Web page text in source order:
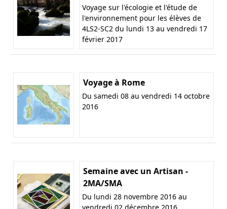
Voyage sur l'écologie et l'étude de
l'environnement pour les élèves de
4LS2-SC2 du lundi 13 au vendredi 17
février 2017
Voyage à Rome
Du samedi 08 au vendredi 14 octobre
2016
Semaine avec un Artisan -
2MA/SMA
Du lundi 28 novembre 2016 au
vendredi 02 décembre 2016